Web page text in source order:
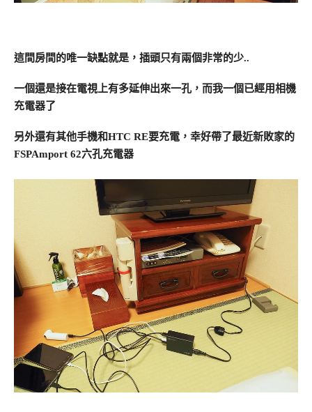
這間房間的唯一缺點就是，插頭只有兩個非常的少..
一個還是接在電視上有多延伸出來一孔，而我一個已經用相機
充電器了
另外還有其他手機和HTC RE要充電，幸好帶了最近新敗家的
FSPAmport 62六孔充電器